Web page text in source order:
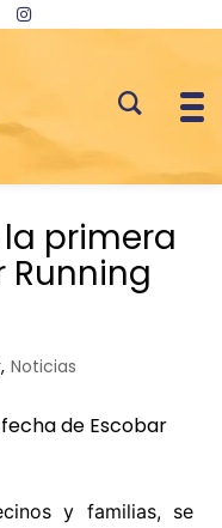
primera
Running
, Noticias
y familias, se